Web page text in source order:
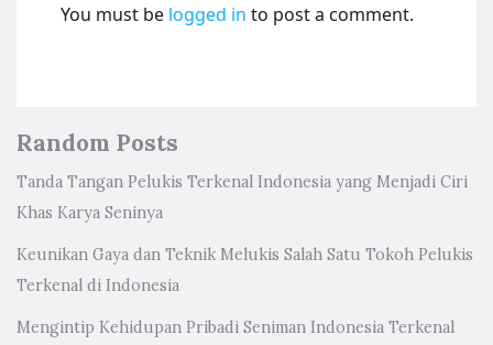
You must be logged in to post a comment.
Random Posts
Tanda Tangan Pelukis Terkenal Indonesia yang Menjadi Ciri
Khas Karya Seninya
Keunikan Gaya dan Teknik Melukis Salah Satu Tokoh Pelukis
Terkenal di Indonesia
Mengintip Kehidupan Pribadi Seniman Indonesia Terkenal